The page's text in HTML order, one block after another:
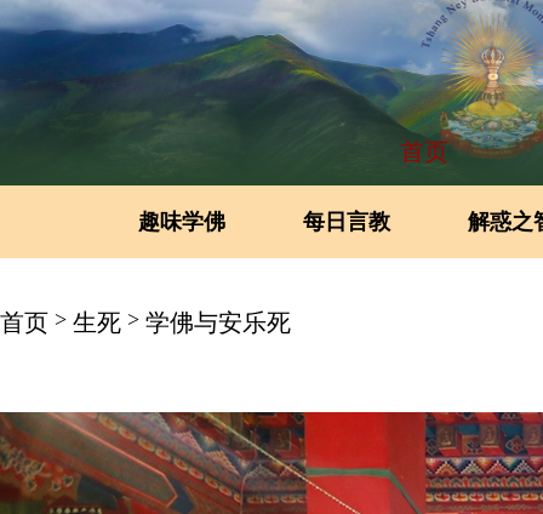
首页
趣味学佛 每日言教 解惑之
首页 > 生死 > 学佛与安乐死